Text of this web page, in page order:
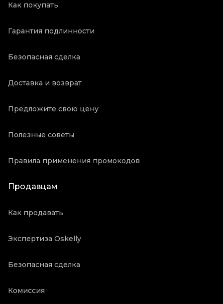
Как покупать
Гарантия подлинности
Безопасная сделка
Доставка и возврат
Предложите свою цену
Полезные советы
Правила применения промокодов
Продавцам
Как продавать
Экспертиза Oskelly
Безопасная сделка
Комиссия